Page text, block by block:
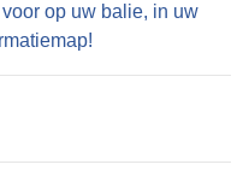
voor op uw balie, in uw